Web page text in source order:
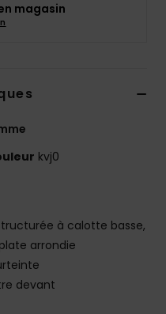
magasin
kvj0
à calotte basse,
arrondie
devant